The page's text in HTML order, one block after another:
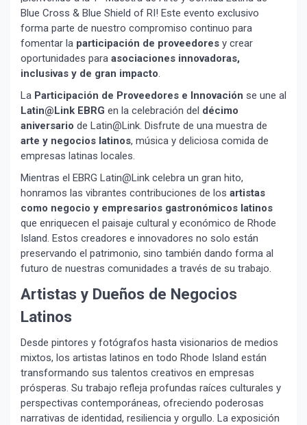
Blue Cross & Blue Shield of RI! Este evento exclusivo
forma parte de nuestro compromiso continuo para
fomentar la participación de proveedores y crear
oportunidades para asociaciones innovadoras,
inclusivas y de gran impacto
La Participación de Proveedores e Innovación se une al
Latin@Link EBRG en la celebración del décimo
aniversario de Latin@Link. Disfrute de una muestra de
arte y negocios latinos, música y deliciosa comida de
empresas latinas locales.
Mientras el EBRG Latin@Link celebra un gran hito,
honramos las vibrantes contribuciones de los artistas
como negocio y empresarios gastronómicos latinos
que enriquecen el paisaje cultural y económico de Rhode
Island. Estos creadores e innovadores no solo están
preservando el patrimonio, sino también dando forma al
futuro de nuestras comunidades a través de su trabajo.
Artistas y Dueños de Negocios
Latinos
Desde pintores y fotógrafos hasta visionarios de medios
mixtos, los artistas latinos en todo Rhode Island están
transformando sus talentos creativos en empresas
prósperas. Su trabajo refleja profundas raíces culturales y
perspectivas contemporáneas, ofreciendo poderosas
narrativas de identidad, resiliencia y orgullo. La exposición